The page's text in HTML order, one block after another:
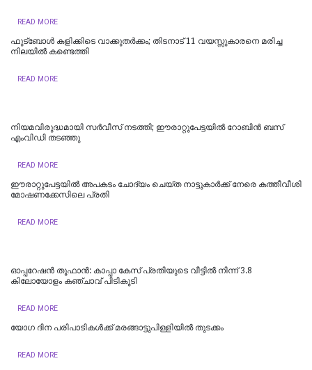
READ MORE
ഫുട്‌ബോള്‍ കളിക്കിടെ വാക്കുതര്‍ക്കം; തിടനാട് 11 വയസ്സുകാരനെ മരിച്ച
നിലയില്‍ കണ്ടെത്തി
READ MORE
നിയമവിരുദ്ധമായി സര്‍വീസ് നടത്തി; ഈരാറ്റുപേട്ടയില്‍ റോബിന്‍ ബസ്
എംവിഡി തടഞ്ഞു
READ MORE
ഈരാറ്റുപേട്ടയില്‍ അപകടം ചോദ്യം ചെയ്ത നാട്ടുകാര്‍ക്ക് നേരെ കത്തീവീശി
മോഷണക്കേസിലെ പ്രതി
READ MORE
ഓപ്പറേഷൻ തൂഫാൻ: കാപ്പാ കേസ് പ്രതിയുടെ വീട്ടിൽ നിന്ന് 3.8
കിലോയോളം കഞ്ചാവ് പിടികൂടി
READ MORE
യോഗ ദിന പരിപാടികള്‍ക്ക് മരങ്ങാട്ടുപിള്ളിയില്‍ തുടക്കം
READ MORE